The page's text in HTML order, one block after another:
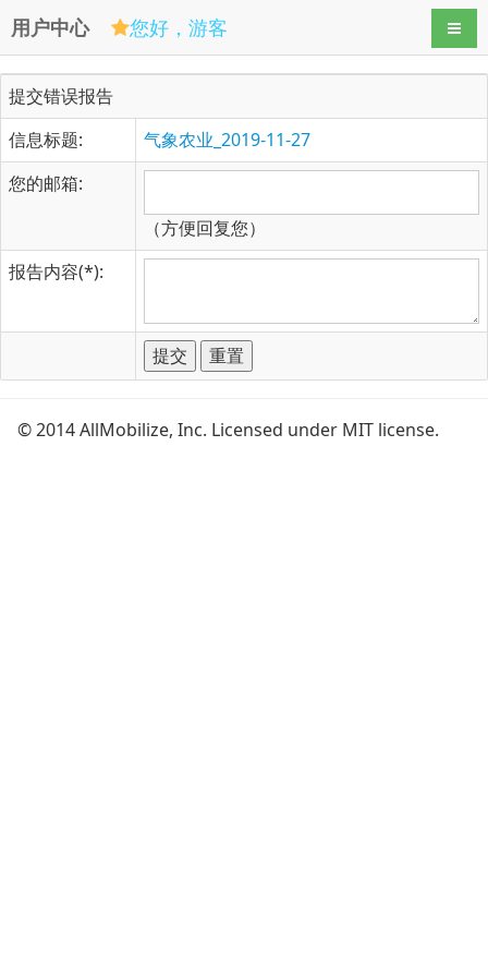
用户中心 您好，游客 导航
提交错误报告
信息标题:
气象农业_2019-11-27
您的邮箱:
（方便回复您）
报告内容(*):
© 2014 AllMobilize, Inc. Licensed under MIT license.